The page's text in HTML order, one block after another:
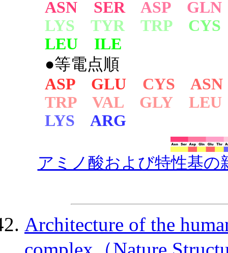
ASN SER
ASP GLN
LYS TYR TRP
LEU ILE
●等電点順
ASP GLU
CYS
TRP VAL GLY LEU
LYS
ARG
アミノ酸および特性基の
Architecture of the